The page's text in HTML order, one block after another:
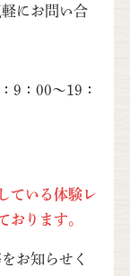
にお問い合
9：00～19：
ている体験レ
おります。
お知らせく